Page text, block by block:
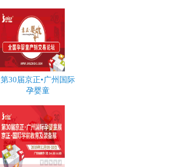
第30届京正•广州国际
孕婴童